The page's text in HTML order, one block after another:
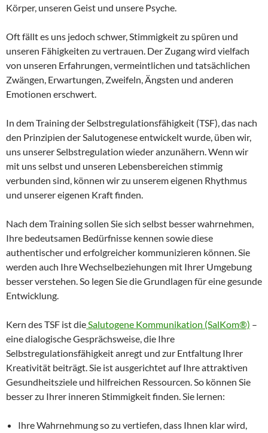
Körper, unseren Geist und unsere Psyche.
Oft fällt es uns jedoch schwer, Stimmigkeit zu spüren und
unseren Fähigkeiten zu vertrauen. Der Zugang wird vielfach
von unseren Erfahrungen, vermeintlichen und tatsächlichen
Zwängen, Erwartungen, Zweifeln, Ängsten und anderen
Emotionen erschwert.
In dem Training der Selbstregulationsfähigkeit (TSF), das nach
den Prinzipien der Salutogenese entwickelt wurde, üben wir,
uns unserer Selbstregulation wieder anzunähern. Wenn wir
mit uns selbst und unseren Lebensbereichen stimmig
verbunden sind, können wir zu unserem eigenen Rhythmus
und unserer eigenen Kraft finden.
Nach dem Training sollen Sie sich selbst besser wahrnehmen,
Ihre bedeutsamen Bedürfnisse kennen sowie diese
authentischer und erfolgreicher kommunizieren können. Sie
werden auch Ihre Wechselbeziehungen mit Ihrer Umgebung
besser verstehen. So legen Sie die Grundlagen für eine gesunde
Entwicklung.
Kern des TSF ist dieSalutogene Kommunikation (SalKom®) –
eine dialogische Gesprächsweise, die Ihre
Selbstregulationsfähigkeit anregt und zur Entfaltung Ihrer
Kreativität beiträgt. Sie ist ausgerichtet auf Ihre attraktiven
Gesundheitsziele und hilfreichen Ressourcen. So können Sie
besser zu Ihrer inneren Stimmigkeit finden. Sie lernen:
Ihre Wahrnehmung so zu vertiefen, dass Ihnen klar wird,